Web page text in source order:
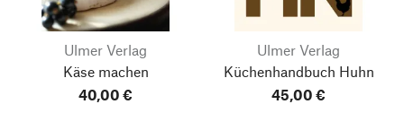
Ulmer Verlag
Käse machen
40,00 €
Ulmer Verlag
Küchenhandbuch Huhn
45,00 €